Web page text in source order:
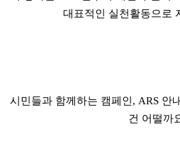
대표적인 실천활동으로
시민들과 함께하는 캠페인, ARS 안
건 어떨까